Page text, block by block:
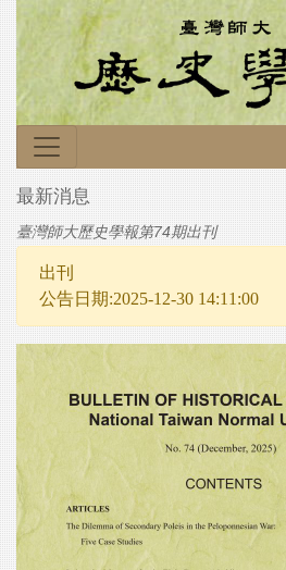
最新消息
臺灣師大歷史學報第74期出刊
出刊
公告日期:2025-12-30 14:11:00